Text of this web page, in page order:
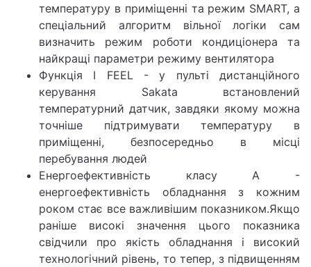
температуру в приміщенні та режим SMART, а
спеціальний алгоритм вільної логіки сам
визначить режим роботи кондиціонера та
найкращі параметри режиму вентилятора
Функція I FEEL - у пульті дистанційного
керування Sakata встановлений
температурний датчик, завдяки якому можна
точніше підтримувати температуру в
приміщенні, безпосередньо в місці
перебування людей
Енергоефективність класу А -
енергоефективність обладнання з кожним
роком стає все важливішим показником.Якщо
раніше високі значення цього показника
свідчили про якість обладнання і високий
технологічний рівень, то тепер, з підвищенням